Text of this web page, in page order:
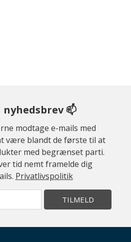
📫
modtage e-mails med
være blandt de første til at
med begrænset parti.
tid nemt framelde dig
Privatlivspolitik
TILMELD